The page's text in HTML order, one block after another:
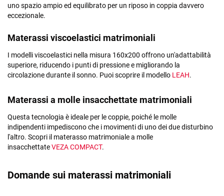
uno spazio ampio ed equilibrato per un riposo in coppia davvero
eccezionale.
Materassi viscoelastici matrimoniali
I modelli viscoelastici nella misura 160x200 offrono un'adattabilità
superiore, riducendo i punti di pressione e migliorando la
circolazione durante il sonno. Puoi scoprire il modello LEAH.
Materassi a molle insacchettate matrimoniali
Questa tecnologia è ideale per le coppie, poiché le molle
indipendenti impediscono che i movimenti di uno dei due disturbino
l'altro. Scopri il materasso matrimoniale a molle
insacchettateVEZA COMPACT.
Domande sui materassi matrimoniali